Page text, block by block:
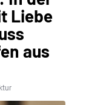
Liebe
aus